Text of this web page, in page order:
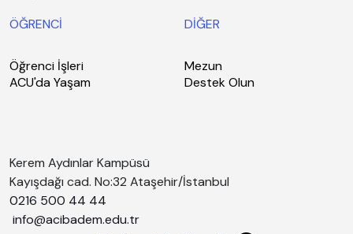
ÖĞRENCİ
Öğrenci İşleri
ACU'da Yaşam
DİĞER
Mezun
Destek Olun
Kerem Aydınlar Kampüsü
Kayışdağı cad. No:32 Ataşehir/İstanbul
0216 500 44 44
info@acibadem.edu.tr